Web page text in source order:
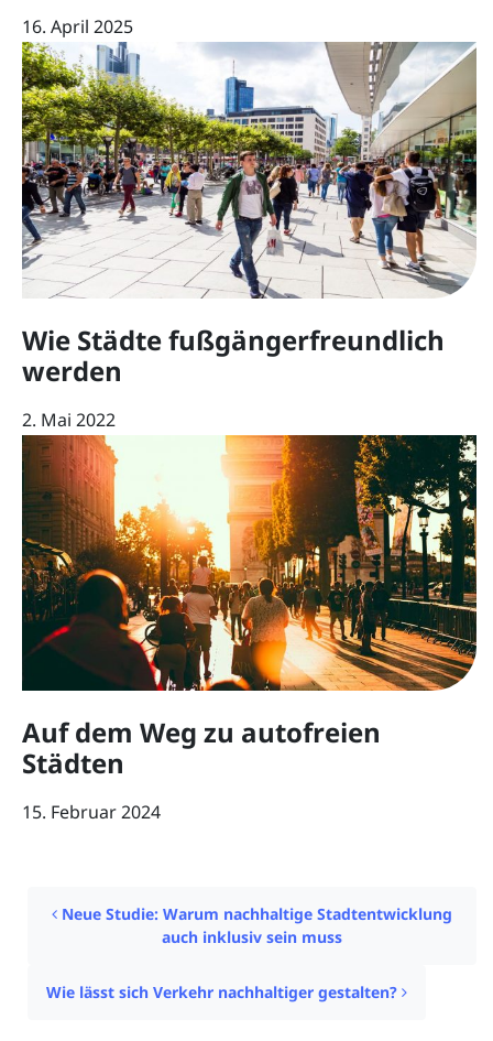
16. April 2025
Wie Städte fußgängerfreundlich
werden
2. Mai 2022
Auf dem Weg zu autofreien
Städten
15. Februar 2024
Neue Studie: Warum nachhaltige Stadtentwicklung
auch inklusiv sein muss
Wie lässt sich Verkehr nachhaltiger gestalten?